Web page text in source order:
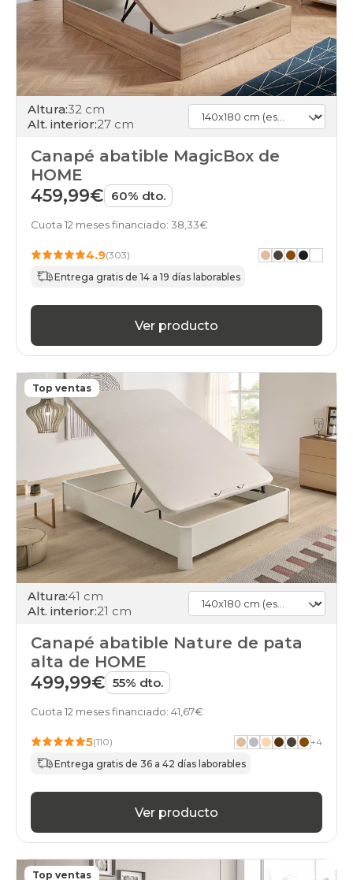
canapes-
abatibles
140x180cmespecial
26
black-
days
canapes-
abatibles
140x180cmespecial
black-
140x180cmespecial
top-
days
abatibles
140x180cmespecial
black-
abatibles
140x180cmespecial
gama-
canapes-
abatibles
140x180cmespecial
gama-
silver
black-
days
canapes-
140x180cmespecial
gama-
canapes-
140x180cmespecial
gama-
diamond
canapes-
abatibles
140x180cmespecial
buenos
Altura:32 cm
Alt. interior:27 cm
Canapé abatible MagicBox de
HOME
459,99€ 60% dto.
Cuota 12 meses financiado: 38,33€
4.9(303)
Entrega gratis de 14 a 19 días laborables
Ver producto
Top ventas
Altura:41 cm
Alt. interior:21 cm
Canapé abatible Nature de pata
alta de HOME
499,99€ 55% dto.
Cuota 12 meses financiado: 41,67€
5(110) +4
Entrega gratis de 36 a 42 días laborables
Ver producto
Top ventas